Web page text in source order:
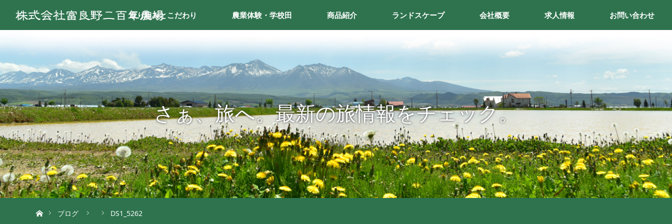
取り組みとこだわり 農業体験・学校田 商品紹介 ランドスケープ 会社概要 求人情報 お問い合わせ
さぁ、旅へ。最新の旅情報をチェック。
ブログ
DS1_5262